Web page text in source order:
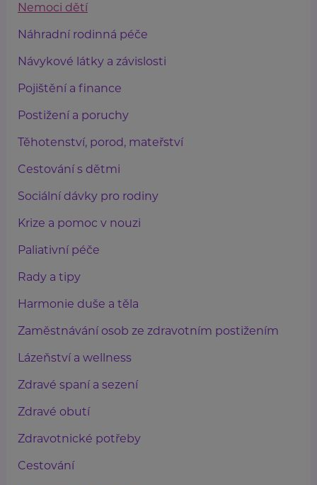
Nemoci dětí
Náhradní rodinná péče
Návykové látky a závislosti
Pojištění a finance
Postižení a poruchy
Těhotenství, porod, mateřství
Cestování s dětmi
Sociální dávky pro rodiny
Krize a pomoc v nouzi
Paliativní péče
Rady a tipy
Harmonie duše a těla
Zaměstnávání osob ze zdravotním postižením
Lázeňství a wellness
Zdravé spaní a sezení
Zdravé obutí
Zdravotnické potřeby
Cestování